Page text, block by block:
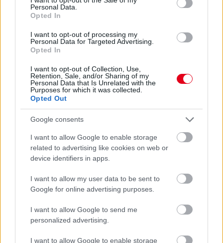
Personal Data.
Opted In
I want to opt-out of processing my
Personal Data for Targeted Advertising.
Opted In
I want to opt-out of Collection, Use,
Retention, Sale, and/or Sharing of my
Personal Data that Is Unrelated with the
Purposes for which it was collected.
Opted Out
Google consents
I want to allow Google to enable storage
related to advertising like cookies on web or
device identifiers in apps.
I want to allow my user data to be sent to
Google for online advertising purposes.
I want to allow Google to send me
personalized advertising.
I want to allow Google to enable storage
ellenére.
előző hírek
Hallgasd meg a Formula Podcast
legfrissebb adását!
Kövess minket a Facebookon
Parc Fermé